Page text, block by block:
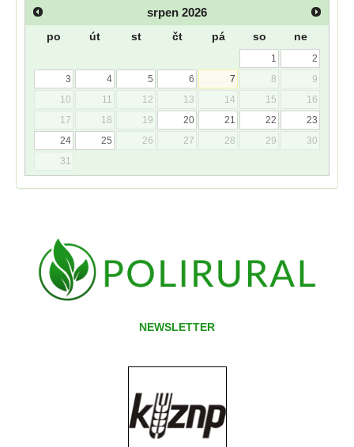
srpen 2026
po út st čt pá so ne
1
2
3
4 5 6 7 8
9
10
11 12 13 14 15
16
17
18 19 20 21 22
23
24
25 26 27 28 29
30
31
NEWSLETTER